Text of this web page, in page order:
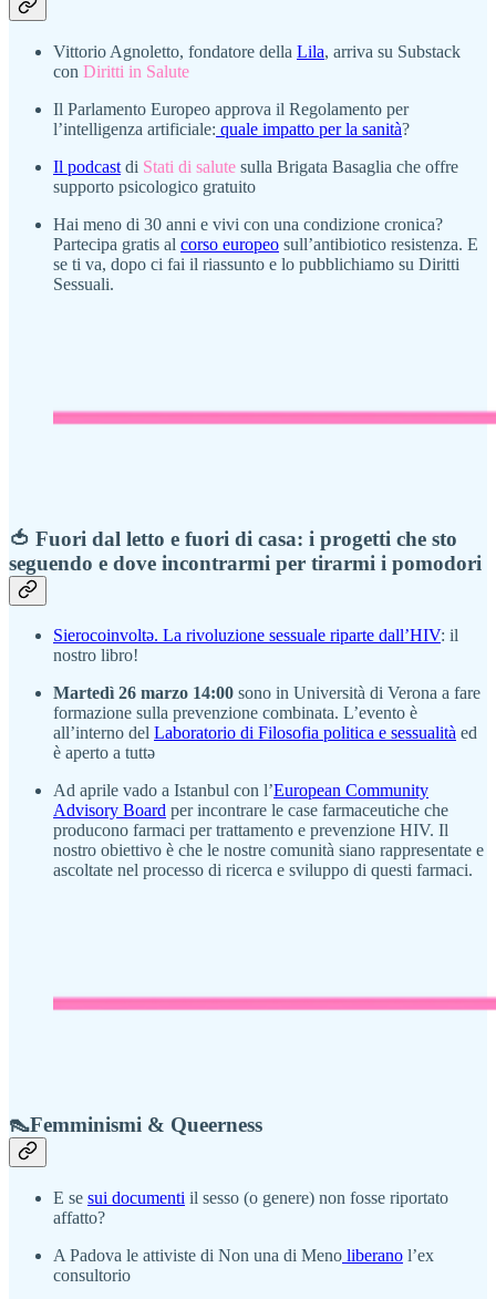
Vittorio Agnoletto, fondatore della Lila, arriva su Substack
con Diritti in Salute
Il Parlamento Europeo approva il Regolamento per
l’intelligenza artificiale: quale impatto per la sanità?
Il podcast di Stati di salute sulla Brigata Basaglia che offre
supporto psicologico gratuito
Hai meno di 30 anni e vivi con una condizione cronica?
Partecipa gratis al corso europeo sull’antibiotico resistenza. E
se ti va, dopo ci fai il riassunto e lo pubblichiamo su Diritti
Sessuali.
🍅 Fuori dal letto e fuori di casa: i progetti che sto
seguendo e dove incontrarmi per tirarmi i pomodori
Sierocoinvoltə. La rivoluzione sessuale riparte dall’HIV: il
nostro libro!
Martedì 26 marzo 14:00 sono in Università di Verona a fare
formazione sulla prevenzione combinata. L’evento è
all’interno del Laboratorio di Filosofia politica e sessualità ed
è aperto a tuttə
Ad aprile vado a Istanbul con l’European Community
Advisory Board per incontrare le case farmaceutiche che
producono farmaci per trattamento e prevenzione HIV. Il
nostro obiettivo è che le nostre comunità siano rappresentate e
ascoltate nel processo di ricerca e sviluppo di questi farmaci.
👠Femminismi & Queerness
E se sui documenti il sesso (o genere) non fosse riportato
affatto?
A Padova le attiviste di Non una di Meno liberano l’ex
consultorio